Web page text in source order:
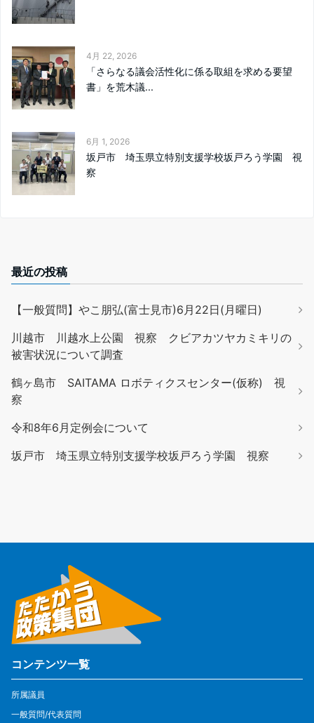
4月 22, 2026
「さらなる議会活性化に係る取組を求める要望
書」を荒木議...
6月 1, 2026
坂戸市 埼玉県立特別支援学校坂戸ろう学園 視
察
最近の投稿
【一般質問】やこ朋弘(富士見市)6月22日(月曜日)
川越市 川越水上公園 視察 クビアカツヤカミキリの
被害状況について調査
鶴ヶ島市 SAITAMA ロボティクスセンター(仮称) 視
察
令和8年6月定例会について
坂戸市 埼玉県立特別支援学校坂戸ろう学園 視察
コンテンツ一覧
所属議員
一般質問/代表質問